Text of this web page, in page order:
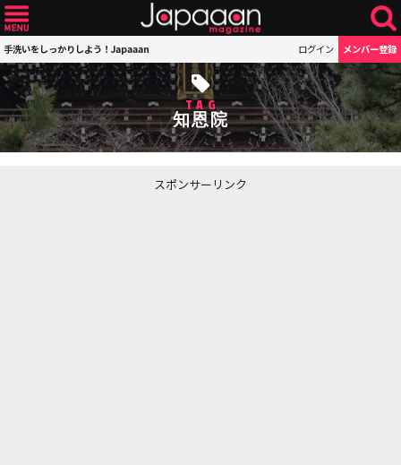
手洗いをしっかりしよう！Japaaan ログイン メンバー登録
TAG
知恩院
スポンサーリンク